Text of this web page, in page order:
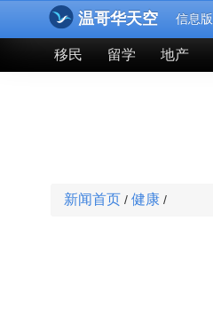
温哥华天空 信息版
移民 留学 地产
新闻首页 / 健康 /